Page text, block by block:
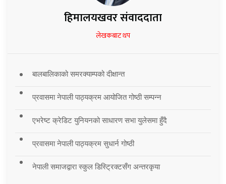
हिमालयखवर संवाददाता
लेखकबाट थप
बालबालिकाको समरक्याम्पको दीक्षान्त
प्रवासमा नेपाली पाठ्यक्रम आयोजित गोष्ठी सम्पन्न
एभरेष्ट क्रेडिट युनियनको साधारण सभा युलेसमा हुँदै
प्रवासमा नेपाली पाठ्यक्रम सुधार्न गोष्ठी
नेपाली समाजद्वारा स्कुल डिस्ट्रिक्टसँग अन्तरकृया